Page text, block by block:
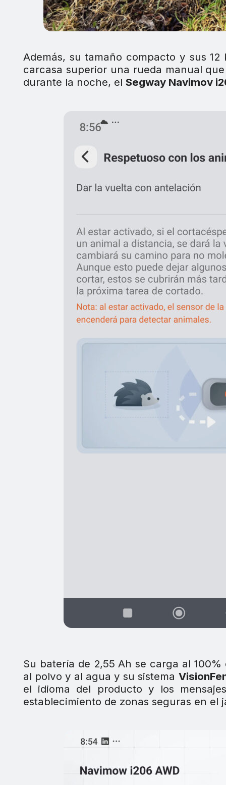
Además, su tamaño compacto y sus
carcasa superior una rueda manual
durante la noche, el Segway Navimov
Su batería de 2,55 Ah se carga al
al polvo y al agua y su sistema
el idioma del producto y los
establecimiento de zonas seguras en